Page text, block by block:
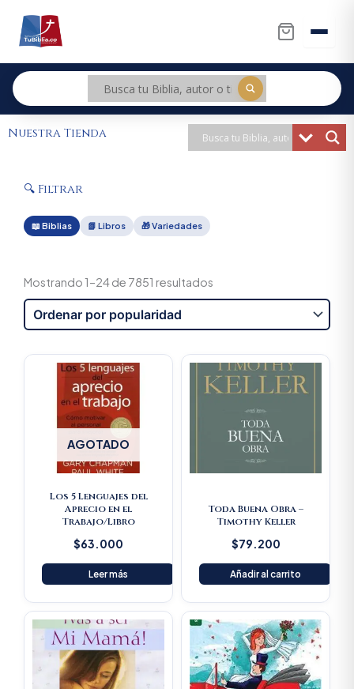
contenido
Nuestra Tienda
🔍 Filtrar
📖 Biblias 📗 Libros 🎁 Variedades
Mostrando 1–24 de 7851 resultados
AGOTADO
Los 5 Lenguajes del
Aprecio en el
Trabajo/Libro
$63.000
Leer más
Toda Buena Obra –
Timothy Keller
$79.200
Añadir al carrito
Original
price
was:
$23.600.
Current
price
$22.420.